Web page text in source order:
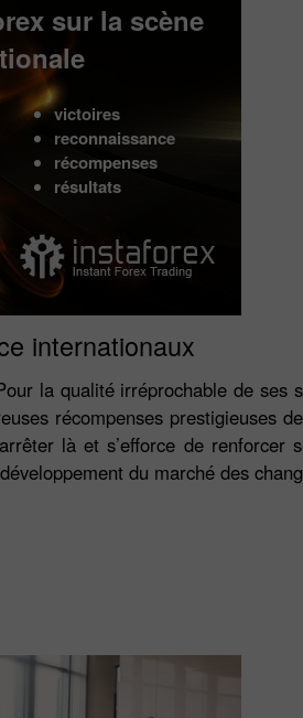
sur la scène
victoires
reconnaissance
récompenses
résultats
internationaux
la qualité irréprochable de ses
récompenses prestigieuses
là et s’efforce de renforcer
du marché des
Ouvrir un
Compte Réel
Ouvrir